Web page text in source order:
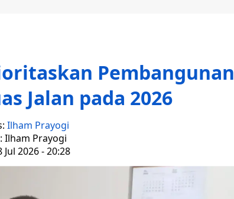
Pembangunan
Jalan pada 2026
Ilham Prayogi
Ilham Prayogi
Jul 2026 - 20:28